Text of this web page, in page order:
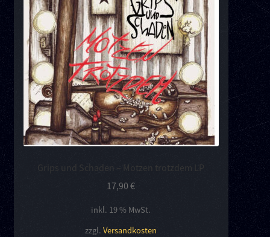
Kontakt
Links
Grips und Schaden – Motzen trotzdem LP
17,90€
inkl. 19 % MwSt.
zzgl.Versandkosten